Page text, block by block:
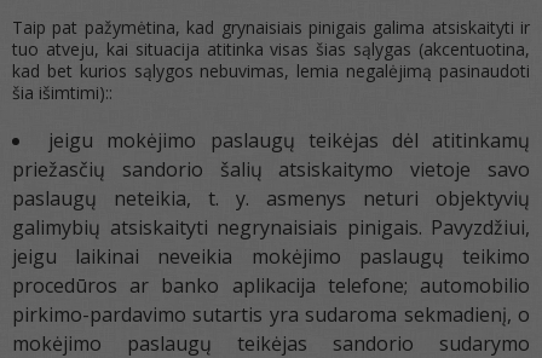
Taip pat pažymėtina, kad grynaisiais pinigais galima atsiskaityti ir
tuo atveju, kai situacija atitinka visas šias sąlygas (akcentuotina,
kad bet kurios sąlygos nebuvimas, lemia negalėjimą pasinaudoti
šia išimtimi)::
jeigu mokėjimo paslaugų teikėjas dėl atitinkamų
priežasčių sandorio šalių atsiskaitymo vietoje savo
paslaugų neteikia, t. y. asmenys neturi objektyvių
galimybių atsiskaityti negrynaisiais pinigais. Pavyzdžiui,
jeigu laikinai neveikia mokėjimo paslaugų teikimo
procedūros ar banko aplikacija telefone; automobilio
pirkimo-pardavimo sutartis yra sudaroma sekmadienį, o
mokėjimo paslaugų teikėjas sandorio sudarymo